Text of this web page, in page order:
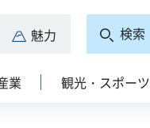
魅力 検索
業 観光・スポーツ